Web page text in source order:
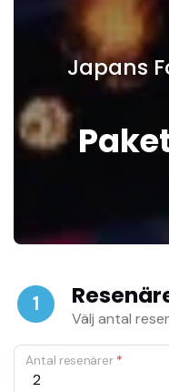
Japans
1
Välj antal
Antal resenärer *